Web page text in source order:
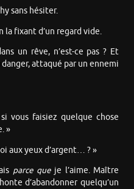
sans hésiter.
la fixant d’un regard vide.
un rêve, n’est-ce pas ? Et
attaqué par un ennemi
vous faisiez quelque chose
»
aux yeux d’argent… ? »
parce que je l’aime. Maître
d’abandonner quelqu’un